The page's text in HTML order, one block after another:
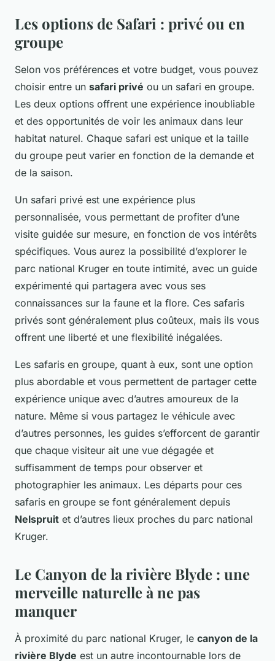
Les options de Safari : privé ou en
groupe
Selon vos préférences et votre budget, vous pouvez
choisir entre un safari privé ou un safari en groupe.
Les deux options offrent une expérience inoubliable
et des opportunités de voir les animaux dans leur
habitat naturel. Chaque safari est unique et la taille
du groupe peut varier en fonction de la demande et
de la saison.
Un safari privé est une expérience plus
personnalisée, vous permettant de profiter d’une
visite guidée sur mesure, en fonction de vos intérêts
spécifiques. Vous aurez la possibilité d’explorer le
parc national Kruger en toute intimité, avec un guide
expérimenté qui partagera avec vous ses
connaissances sur la faune et la flore. Ces safaris
privés sont généralement plus coûteux, mais ils vous
offrent une liberté et une flexibilité inégalées.
Les safaris en groupe, quant à eux, sont une option
plus abordable et vous permettent de partager cette
expérience unique avec d’autres amoureux de la
nature. Même si vous partagez le véhicule avec
d’autres personnes, les guides s’efforcent de garantir
que chaque visiteur ait une vue dégagée et
suffisamment de temps pour observer et
photographier les animaux. Les départs pour ces
safaris en groupe se font généralement depuis
Nelspruit et d’autres lieux proches du parc national
Kruger.
Le Canyon de la rivière Blyde : une
merveille naturelle à ne pas
manquer
À proximité du parc national Kruger, le canyon de la
rivière Blyde est un autre incontournable lors de